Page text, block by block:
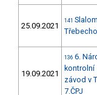
25.09.2021
141
19.09.2021
136 6.
kontrolní
závod v
7.ČPJ